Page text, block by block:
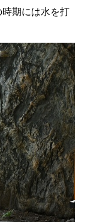
期には水を打